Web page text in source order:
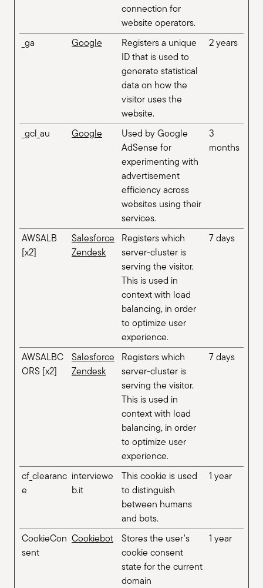
connection for
website operators.
_ga
Google
Registers a unique
ID that is used to
generate statistical
data on how the
visitor uses the
website.
2 years
_gcl_au Google
Used by Google
AdSense for
experimenting with
advertisement
efficiency across
websites using their
services.
3
months
AWSALB
[x2]
Salesforce
Zendesk
Registers which
server-cluster is
serving the visitor.
This is used in
context with load
balancing, in order
to optimize user
experience.
7 days
AWSALBC
ORS [x2]
Salesforce
Zendesk
Registers which
server-cluster is
serving the visitor.
This is used in
context with load
balancing, in order
to optimize user
experience.
7 days
cf_clearanc
e
interviewe
b.it
This cookie is used
to distinguish
between humans
and bots.
1 year
CookieCon
sent
Cookiebot
Stores the user's
cookie consent
state for the current
domain
1 year